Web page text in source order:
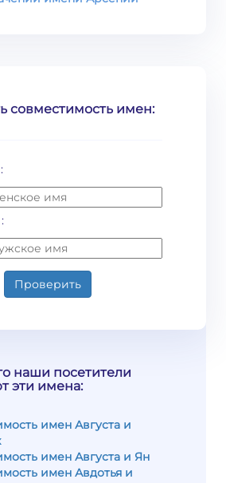
совместимость имен:
:
:
Проверить
наши посетители
эти имена:
имен Августа и
имен Августа и Ян
имен Авдотья и